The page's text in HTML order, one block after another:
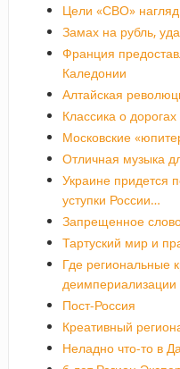
Цели «СВО»
Замах на рубль,
Франция
Каледонии
Алтайская
Классика о
Московские
Отличная музыка
Украине придется
уступки России…
Запрещенное
Тартуский мир и
Где региональные
деимпериализации
Пост-Россия
Креативный
Неладно что-то в